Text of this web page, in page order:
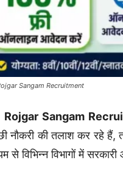
Sangam Recruitment
Rojgar Sangam
नौकरी की तलाश कर रहे
से विभिन्न विभागों में